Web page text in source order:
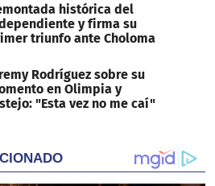
histórica del
y firma su
triunfo ante Choloma
Rodríguez sobre su
en Olimpia y
"Esta vez no me caí"